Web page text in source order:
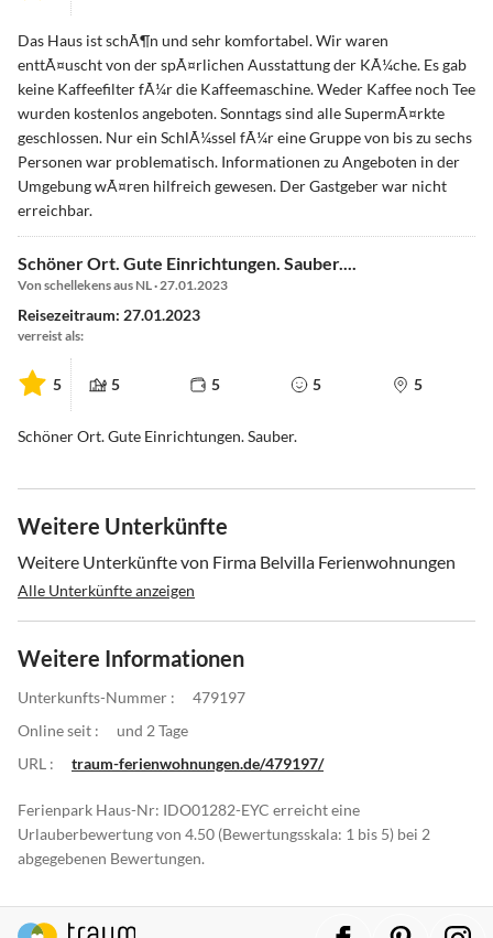
Das Haus ist schÃ¶n und sehr komfortabel. Wir waren
enttÃ¤uscht von der spÃ¤rlichen Ausstattung der KÃ¼che. Es gab
keine Kaffeefilter fÃ¼r die Kaffeemaschine. Weder Kaffee noch Tee
wurden kostenlos angeboten. Sonntags sind alle SupermÃ¤rkte
geschlossen. Nur ein SchlÃ¼ssel fÃ¼r eine Gruppe von bis zu sechs
Personen war problematisch. Informationen zu Angeboten in der
Umgebung wÃ¤ren hilfreich gewesen. Der Gastgeber war nicht
erreichbar.
Schöner Ort. Gute Einrichtungen. Sauber....
Von schellekens aus NL · 27.01.2023
Reisezeitraum: 27.01.2023
verreist als:
5 5 5 5 5
Schöner Ort. Gute Einrichtungen. Sauber.
Weitere Unterkünfte
Weitere Unterkünfte von Firma Belvilla Ferienwohnungen
Alle Unterkünfte anzeigen
Weitere Informationen
Unterkunfts-Nummer :
479197
Online seit :
und 2 Tage
URL :
traum-ferienwohnungen.de/479197/
Ferienpark Haus-Nr: IDO01282-EYC erreicht eine
Urlauberbewertung von 4.50 (Bewertungsskala: 1 bis 5) bei 2
abgegebenen Bewertungen.